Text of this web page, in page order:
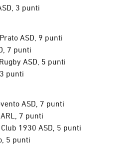
3 punti
ASD, 9 punti
7 punti
ASD, 5 punti
punti
ASD, 7 punti
7 punti
1930 ASD, 5 punti
5 punti